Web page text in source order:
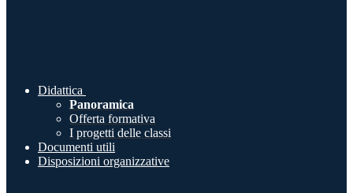
Didattica
Panoramica
Offerta formativa
I progetti delle classi
Documenti utili
Disposizioni organizzative